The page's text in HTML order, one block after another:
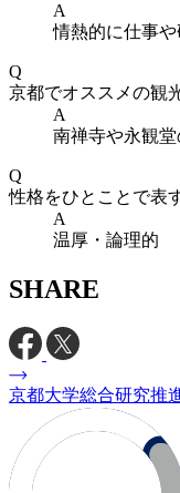
A
情熱的に仕事や
Q
京都でオススメの観
A
南禅寺や永観
Q
性格をひとことで表
A
温厚・論理的
SHARE
京都大学総合研究推